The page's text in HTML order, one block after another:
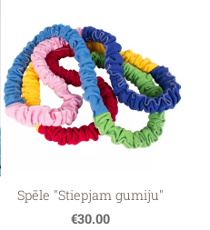
Spēle "Stiepjam gumiju"
€30.00